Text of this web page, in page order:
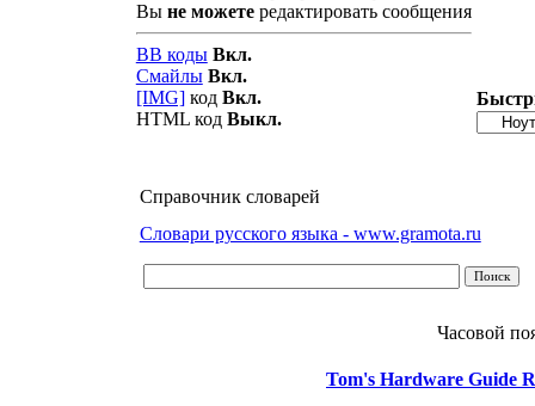
Вы не можетередактировать сообщения
BB коды Вкл.
Смайлы Вкл.
[IMG]код Вкл.
HTML код Выкл.
Справочник словарей
Словари русского языка - www.gramota.ru
Часовой
Tom's Hardware Guide